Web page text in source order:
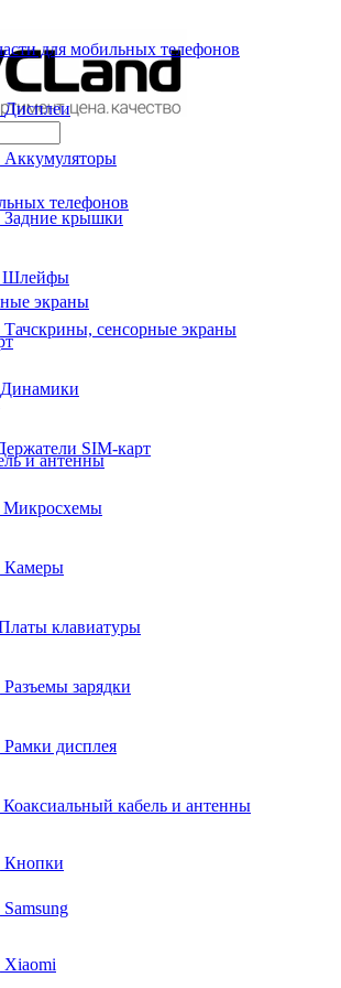
телефонов
экраны
и антенны
для мобильных телефонов
Дисплеи
Аккумуляторы
Задние крышки
Шлейфы
Тачскрины, сенсорные экраны
Динамики
SIM-карт
Микросхемы
Камеры
клавиатуры
Разъемы зарядки
Рамки дисплея
Коаксиальный кабель и антенны
Кнопки
Samsung
Xiaomi